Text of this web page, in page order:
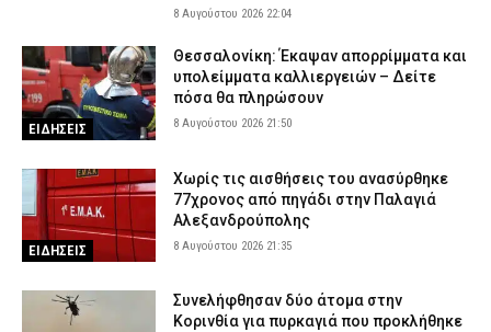
8 Αυγούστου 2026 22:04
ΕΙΔΗΣΕΙΣ
Θεσσαλονίκη: Έκαψαν απορρίμματα και
υπολείμματα καλλιεργειών – Δείτε
πόσα θα πληρώσουν
8 Αυγούστου 2026 21:50
ΕΙΔΗΣΕΙΣ
Χωρίς τις αισθήσεις του ανασύρθηκε
77χρονος από πηγάδι στην Παλαγιά
Αλεξανδρούπολης
8 Αυγούστου 2026 21:35
Συνελήφθησαν δύο άτομα στην
Κορινθία για πυρκαγιά που προκλήθηκε